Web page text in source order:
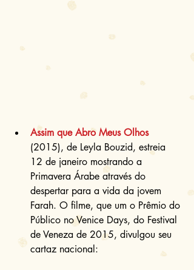
Assim que Abro Meus Olhos
(2015), de Leyla Bouzid, estreia
12 de janeiro mostrando a
Primavera Árabe através do
despertar para a vida da jovem
Farah. O filme, que um o Prêmio do
Público no Venice Days, do Festival
de Veneza de 2015, divulgou seu
cartaz nacional: